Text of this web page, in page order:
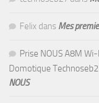
Felix dans Mes
Prise NOUS A8M
Domotique
NOUS